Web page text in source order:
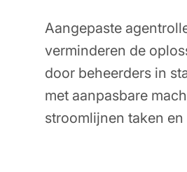
Aangepaste
verminderen de
door beheerders in
met aanpasbare
stroomlijnen taken